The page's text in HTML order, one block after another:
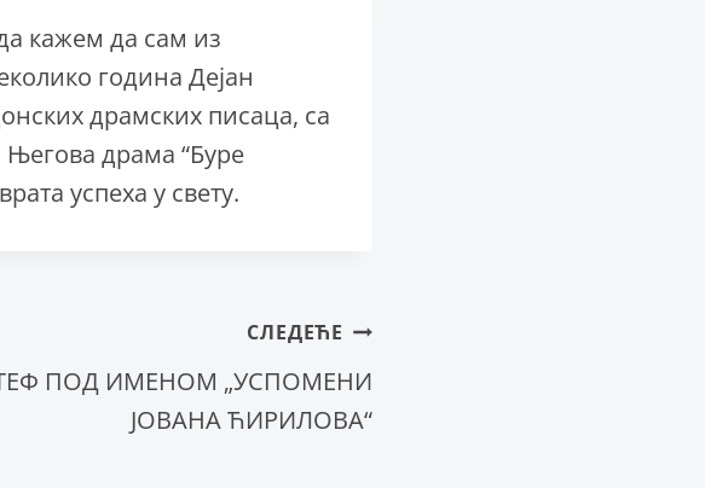
кажем да сам из
година Дејан
драмских писаца, са
драма “Буре
успеха у свету.
СЛЕДЕЋЕ
ПОД ИМЕНОМ „УСПОМЕНИ
ЈОВАНА ЋИРИЛОВА“